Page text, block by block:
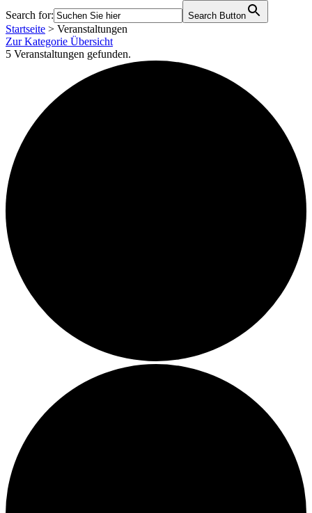
Search for: Search Button
Startseite > Veranstaltungen
Zur Kategorie Übersicht
5 Veranstaltungen gefunden.